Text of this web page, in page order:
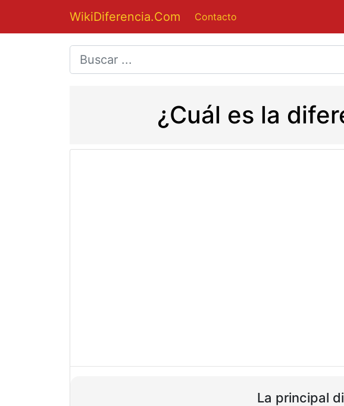
WikiDiferencia.Com Contacto
¿Cuál es la
La principal